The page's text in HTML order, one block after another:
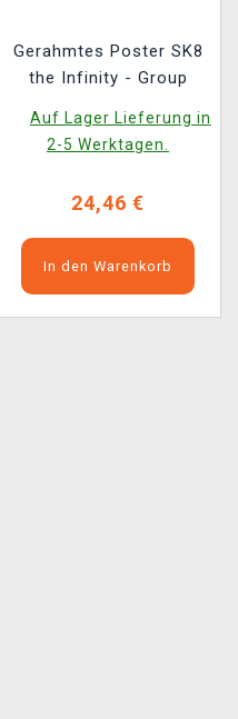
Gerahmtes Poster SK8
the Infinity - Group
Auf Lager Lieferung in
2-5 Werktagen.
24,46 €
In den Warenkorb